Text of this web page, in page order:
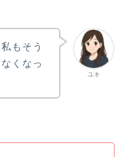
ユキ
もそう
くなっ